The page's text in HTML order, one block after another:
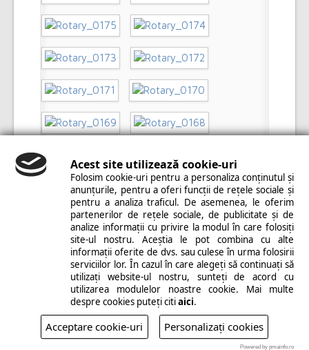
Acest site utilizează cookie-uri
Folosim cookie-uri pentru a personaliza conținutul și
anunțurile, pentru a oferi funcții de rețele sociale și
pentru a analiza traficul. De asemenea, le oferim
partenerilor de rețele sociale, de publicitate și de
analize informații cu privire la modul în care folosiți
site-ul nostru. Aceștia le pot combina cu alte
informații oferite de dvs. sau culese în urma folosirii
serviciilor lor. În cazul în care alegeți să continuați să
utilizați website-ul nostru, sunteți de acord cu
utilizarea modulelor noastre cookie. Mai multe
despre cookies puteți citiaici.
Acceptare cookie-uri Personalizați cookies
Powered by pmainfo.ro